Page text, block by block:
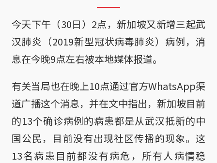
今天下午（30日）2点，新加坡又新增三起武
汉肺炎（2019新型冠状病毒肺炎）病例，消
息在今晚9点左右被本地媒体报道。
有关当局也在晚上10点通过官方WhatsApp渠
道广播这个消息，并在文中指出，新加坡目前
的13个确诊病例的病患都是从武汉抵新的中
国公民，目前没有出现社区传播的现象。这
13名病患目前都没有病危，所有人病情稳